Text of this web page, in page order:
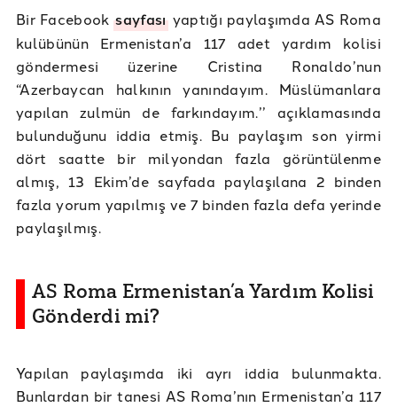
Bir Facebooksayfasıyaptığı paylaşımda AS Roma
kulübünün Ermenistan’a 117 adet yardım kolisi
göndermesi üzerine Cristina Ronaldo’nun
“Azerbaycan halkının yanındayım. Müslümanlara
yapılan zulmün de farkındayım.’’ açıklamasında
bulunduğunu iddia etmiş. Bu paylaşım son yirmi
dört saatte bir milyondan fazla görüntülenme
almış, 13 Ekim’de sayfada paylaşılana 2 binden
fazla yorum yapılmış ve 7 binden fazla defa yerinde
paylaşılmış.
AS Roma Ermenistan’a Yardım Kolisi
Gönderdi mi?
Yapılan paylaşımda iki ayrı iddia bulunmakta.
Bunlardan bir tanesi AS Roma’nın Ermenistan’a 117